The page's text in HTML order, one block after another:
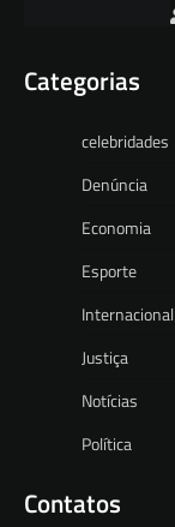
Categorias
celebridades
Denúncia
Economia
Esporte
Internacional
Justiça
Notícias
Política
Contatos